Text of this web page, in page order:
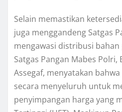
Selain memastikan
juga menggandeng Satgas
mengawasi distribusi bahan
Satgas Pangan Mabes Polri,
Assegaf, menyatakan
secara menyeluruh untuk
penyimpangan harga yang